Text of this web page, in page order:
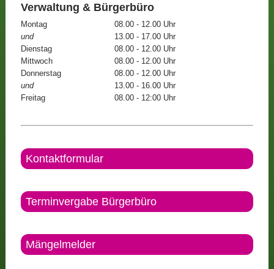
Verwaltung & Bürgerbüro
Montag
08.00 - 12.00 Uhr
und
13.00 - 17.00 Uhr
Dienstag
08.00 - 12.00 Uhr
Mittwoch
08.00 - 12.00 Uhr
Donnerstag
08.00 - 12.00 Uhr
und
13.00 - 16.00 Uhr
Freitag
08.00 - 12:00 Uhr
Kontaktformular
Terminvergabe Bürgerbüro
Mängelmelder